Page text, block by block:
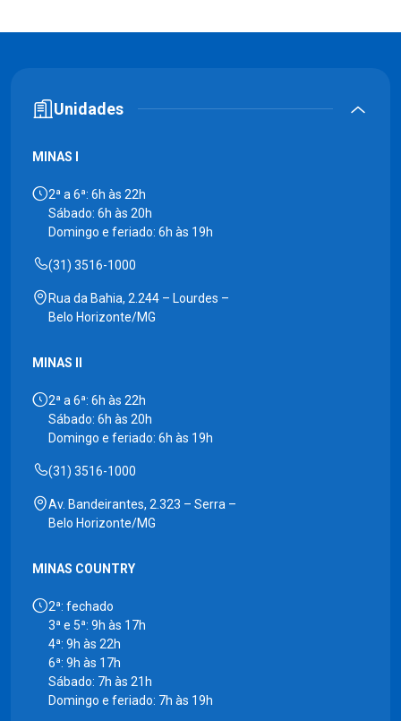
Unidades
MINAS I
2ª a 6ª: 6h às 22h
Sábado: 6h às 20h
Domingo e feriado: 6h às 19h
(31) 3516-1000
Rua da Bahia, 2.244 – Lourdes –
Belo Horizonte/MG
MINAS II
2ª a 6ª: 6h às 22h
Sábado: 6h às 20h
Domingo e feriado: 6h às 19h
(31) 3516-1000
Av. Bandeirantes, 2.323 – Serra –
Belo Horizonte/MG
MINAS COUNTRY
2ª: fechado
3ª e 5ª: 9h às 17h
4ª: 9h às 22h
6ª: 9h às 17h
Sábado: 7h às 21h
Domingo e feriado: 7h às 19h